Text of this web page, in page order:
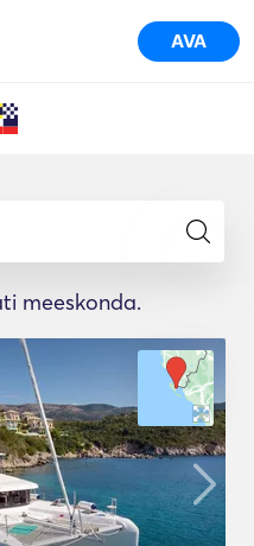
AVA
meeskonda.